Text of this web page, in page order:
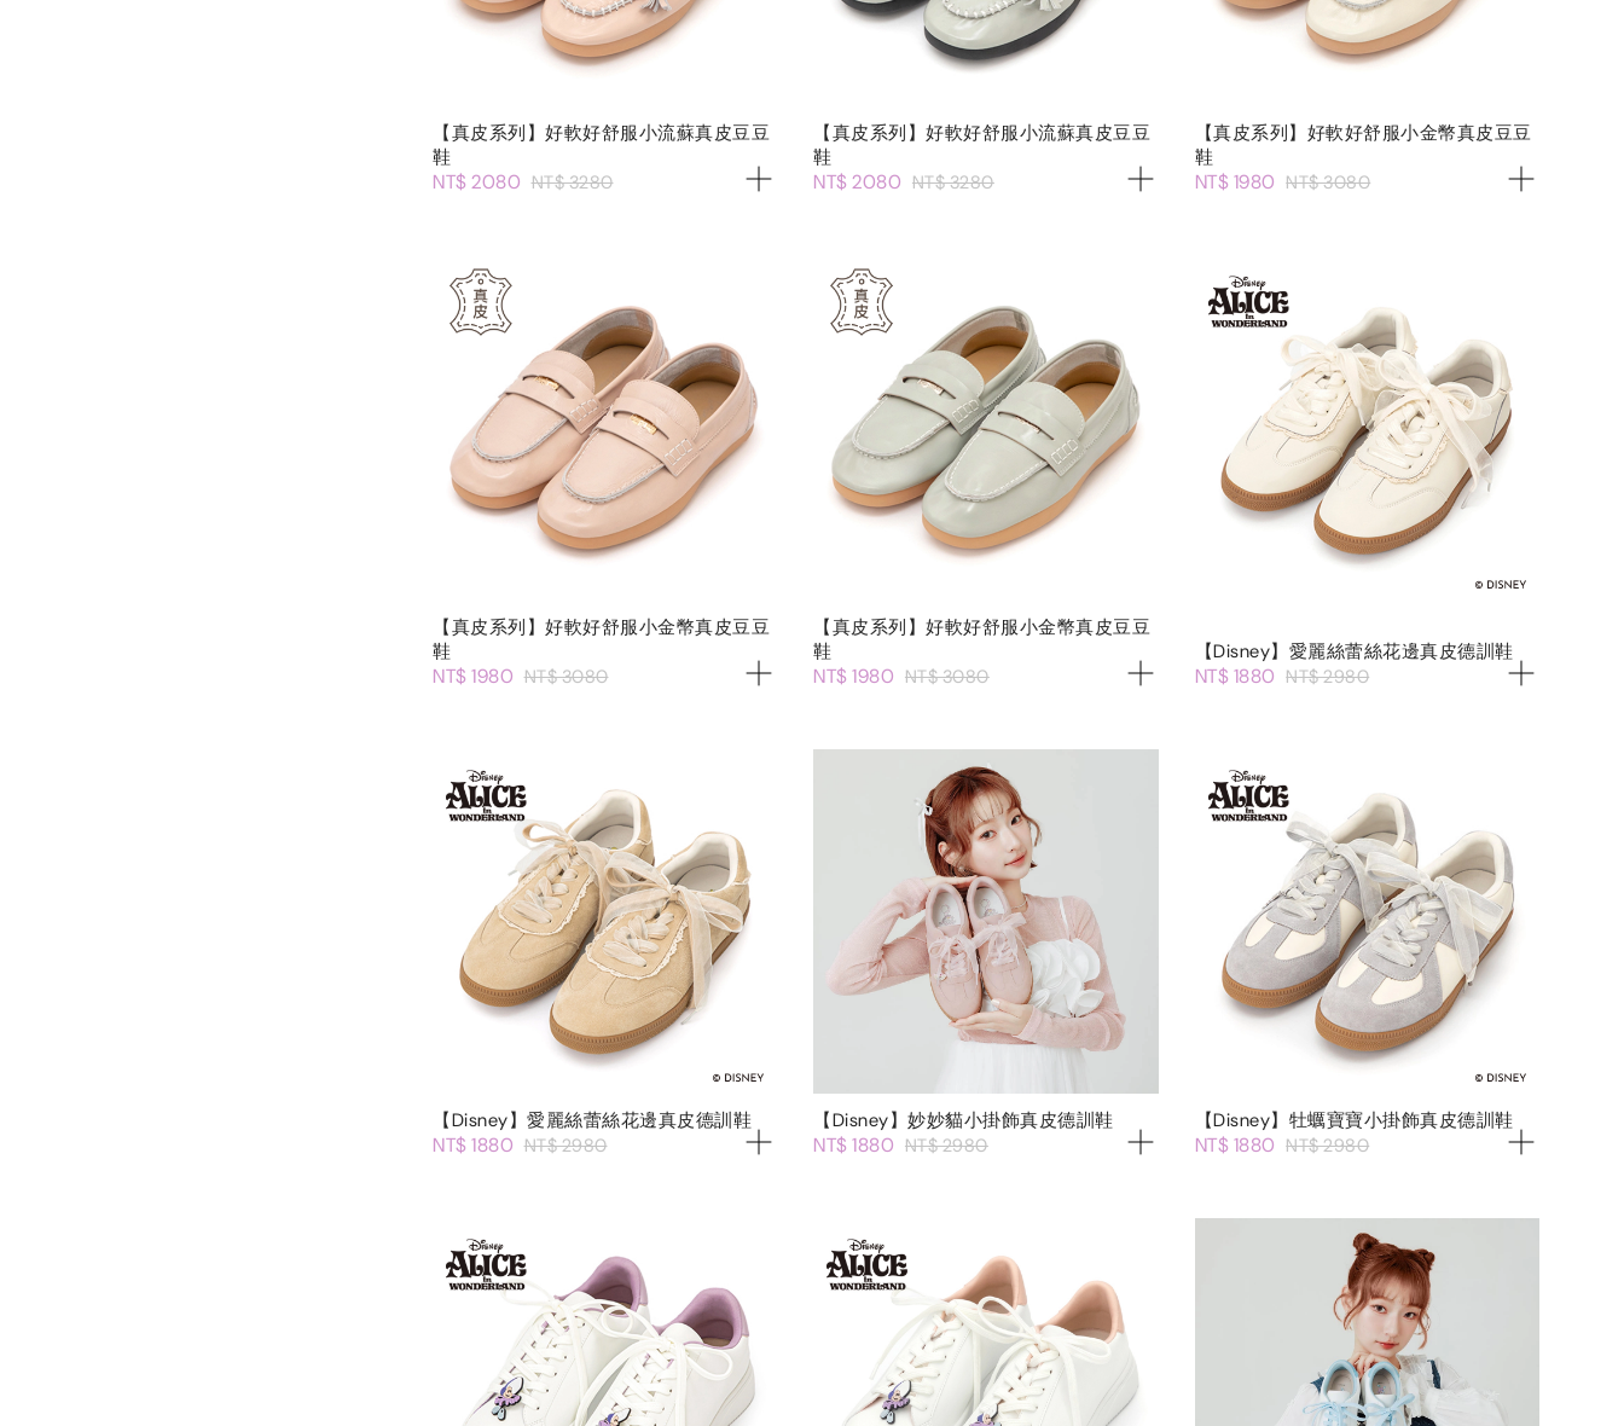
【真皮系列】好軟好舒服小流蘇真皮豆豆
鞋
NT$ 2080 NT$ 3280
【真皮系列】好軟好舒服小流蘇真皮豆豆
鞋
NT$ 2080 NT$ 3280
【真皮系列】好軟好舒服小金幣真皮豆豆
鞋
NT$ 1980 NT$ 3080
【真皮系列】好軟好舒服小金幣真皮豆豆
鞋
NT$ 1980 NT$ 3080
【真皮系列】好軟好舒服小金幣真皮豆豆
鞋
NT$ 1980 NT$ 3080
【Disney】愛麗絲蕾絲花邊真皮德訓鞋
NT$ 1880 NT$ 2980
【Disney】愛麗絲蕾絲花邊真皮德訓鞋
NT$ 1880 NT$ 2980
【Disney】妙妙貓小掛飾真皮德訓鞋
NT$ 1880 NT$ 2980
【Disney】牡蠣寶寶小掛飾真皮德訓鞋
NT$ 1880 NT$ 2980